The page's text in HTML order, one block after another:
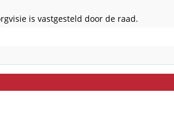
is vastgesteld door de raad.